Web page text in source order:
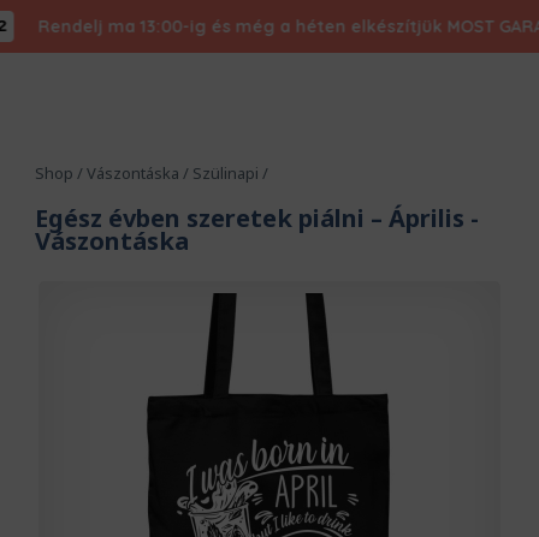
Rendelj ma 13:00-ig és még a héten elkészítjük MOST
Shop /Vászontáska / Szülinapi /
Egész évben szeretek piálni – Április -
Vászontáska